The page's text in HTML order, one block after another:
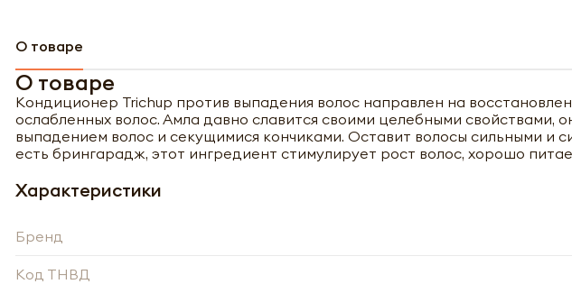
О товаре
О товаре
Кондиционер Trichup против выпадения волос направлен на
ослабленных волос. Амла давно славится своими целебными свойствами,
выпадением волос и секущимися кончиками. Оставит волосы сильными и
есть брингарадж, этот ингредиент стимулирует рост волос, хорошо
Характеристики
Бренд
Код ТНВД